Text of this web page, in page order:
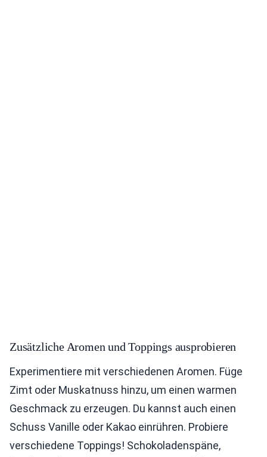
Zusätzliche Aromen und Toppings ausprobieren
Experimentiere mit verschiedenen Aromen. Füge
Zimt oder Muskatnuss hinzu, um einen warmen
Geschmack zu erzeugen. Du kannst auch einen
Schuss Vanille oder Kakao einrühren. Probiere
verschiedene Toppings! Schokoladenspäne,